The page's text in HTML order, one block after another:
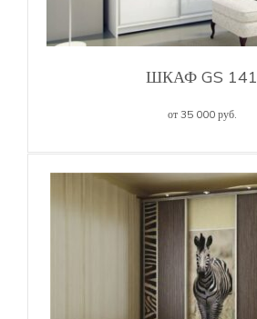
ШКАФ GS 141
от 35 000 руб.